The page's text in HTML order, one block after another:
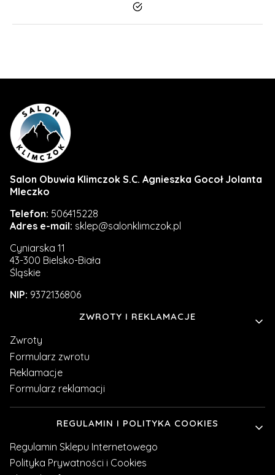
Tak
Salon Obuwia Klimczok S.C. Agnieszka Gocoł Jolanta
Mleczko
Telefon: 506415228
Adres e-mail: sklep@salonklimczok.pl
Cyniarska 11
43-300 Bielsko-Biała
Śląskie
NIP: 9372136806
Linki w stopceZWROTY I REKLAMACJE
Zwroty
Formularz zwrotu
Reklamacje
Formularz reklamacji
REGULAMIN I POLITYKA COOKIES
Regulamin Sklepu Internetowego
Polityka Prywatności i Cookies